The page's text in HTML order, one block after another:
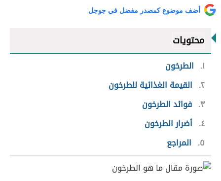
أضف موضوع كمصدر مفضل في جوجل
محتويات
١
الطرخون
٢ القيمة الغذائية للطرخون
٣ فوائد الطرخون
٤ أضرار الطرخون
٥
المراجع